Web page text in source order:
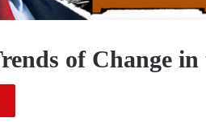
of Change